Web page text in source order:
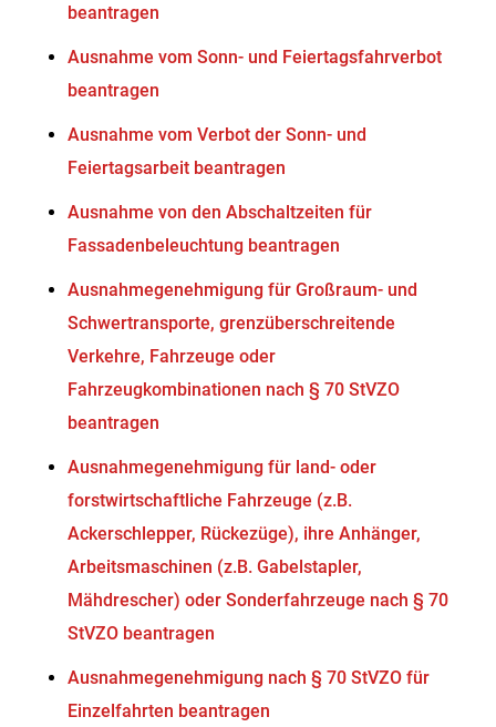
beantragen
Ausnahme vom Sonn- und Feiertagsfahrverbot
beantragen
Ausnahme vom Verbot der Sonn- und
Feiertagsarbeit beantragen
Ausnahme von den Abschaltzeiten für
Fassadenbeleuchtung beantragen
Ausnahmegenehmigung für Großraum- und
Schwertransporte, grenzüberschreitende
Verkehre, Fahrzeuge oder
Fahrzeugkombinationen nach § 70 StVZO
beantragen
Ausnahmegenehmigung für land- oder
forstwirtschaftliche Fahrzeuge (z.B.
Ackerschlepper, Rückezüge), ihre Anhänger,
Arbeitsmaschinen (z.B. Gabelstapler,
Mähdrescher) oder Sonderfahrzeuge nach § 70
StVZO beantragen
Ausnahmegenehmigung nach § 70 StVZO für
Einzelfahrten beantragen